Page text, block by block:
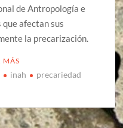
de Antropología e
afectan sus
la precarización.
MÁS
inah
precariedad